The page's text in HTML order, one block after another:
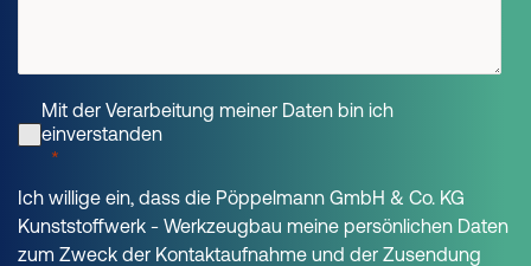
Mit der Verarbeitung meiner Daten bin ich
einverstanden
Ich willige ein, dass die Pöppelmann GmbH & Co. KG
Kunststoffwerk - Werkzeugbau meine persönlichen Daten
zum Zweck der Kontaktaufnahme und der Zusendung